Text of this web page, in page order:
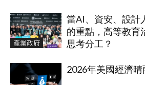
產業政府
當AI、資安、設計
的重點，高等教育
思考分工？
2026年美國經濟晴